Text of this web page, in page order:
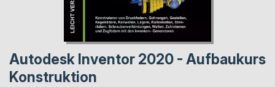
Autodesk Inventor 2020 - Aufbaukurs
Konstruktion